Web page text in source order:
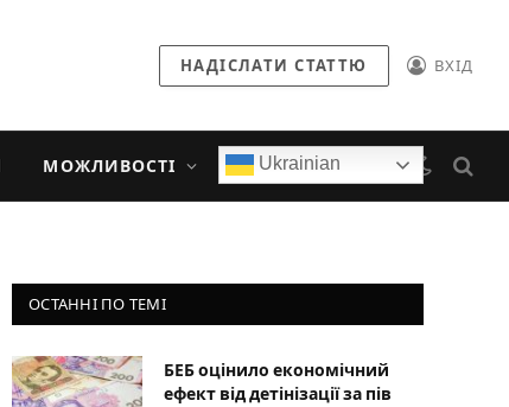
НАДІСЛАТИ СТАТТЮ ВХІД
МОЖЛИВОСТІ Ukrainian
ОСТАННІ ПО ТЕМІ
БЕБ оцінило економічний
ефект від детінізації за пів